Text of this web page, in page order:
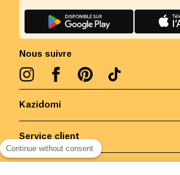
Kazidomi
Service client
Nous suivre
Continue without consent